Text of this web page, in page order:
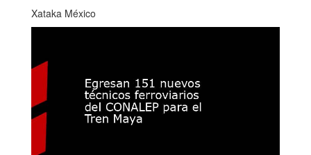
Xataka México